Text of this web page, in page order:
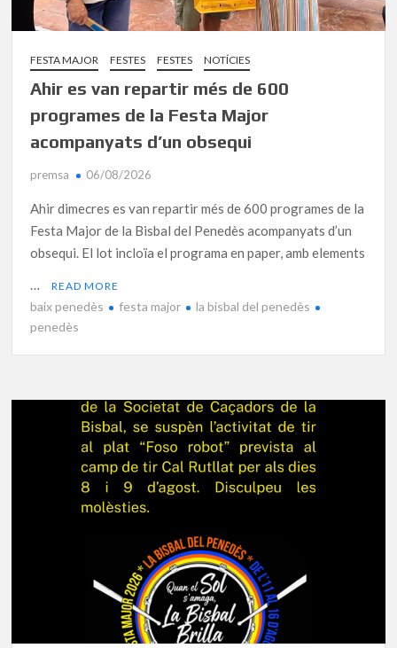
FESTA MAJOR FESTES FESTES NOTÍCIES
Ahir es van repartir més de 600
programes de la Festa Major
acompanyats d’un obsequi
premsa 06/08/2026
Ahir dimecres es van repartir més de 600 programes de la
Festa Major de la Bisbal del Penedès acompanyats d’un
obsequi. El lot incloïa el programa en paper, amb elements
…
READ MORE
baix penedès festa major
la bisbal del penedès
penedès